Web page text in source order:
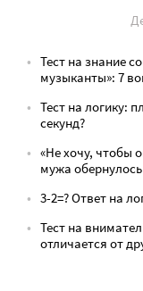
Тест на знание
музыканты»: 7
Тест на логику:
секунд?
«Не хочу, чтобы
мужа
3-2=? Ответ на
Тест на
отличается от